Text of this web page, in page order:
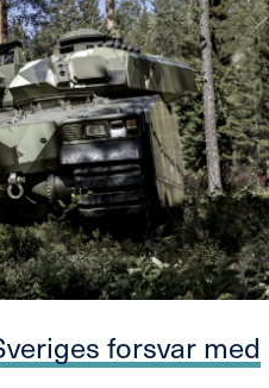
forsvar med